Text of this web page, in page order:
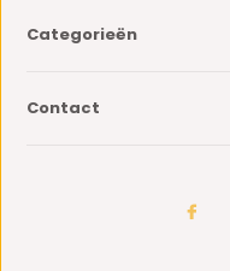
Categorieën
Contact